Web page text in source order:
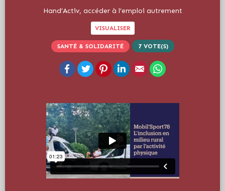
Hand’Activ, accéder à l’emploi autrement
VISUALISER
SANTÉ & SOLIDARITÉ 7VOTE(S)
FacebookTwitter PinterestLinkedInEmail